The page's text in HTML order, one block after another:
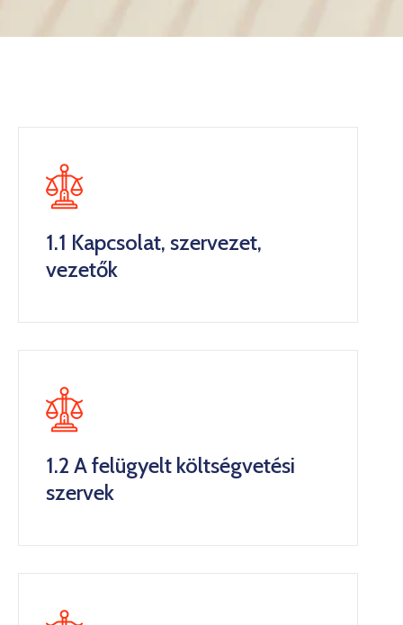
1.1 Kapcsolat, szervezet,
vezetők
1.2 A felügyelt költségvetési
szervek